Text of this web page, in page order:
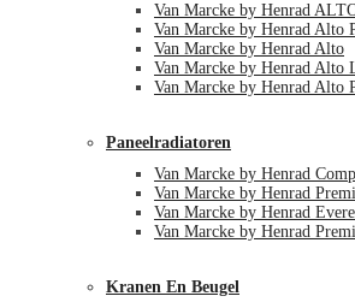
Van Marcke by Henrad
Van Marcke by Henrad Alto
Van Marcke by Henrad Alto
Van Marcke by Henrad Alto
Van Marcke by Henrad Alto
Paneelradiatoren
Van Marcke by Henrad
Van Marcke by Henrad
Van Marcke by Henrad
Van Marcke by Henrad
Kranen En Beugel